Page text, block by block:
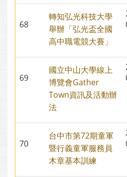
68
轉知弘光科技大學
舉辦「弘光盃全國
高中職電競大賽」
69
國立中山大學線上
博覽會Gather
Town資訊及活動辦
法
70
台中市第72期童軍
暨行義童軍服務員
木章基本訓練